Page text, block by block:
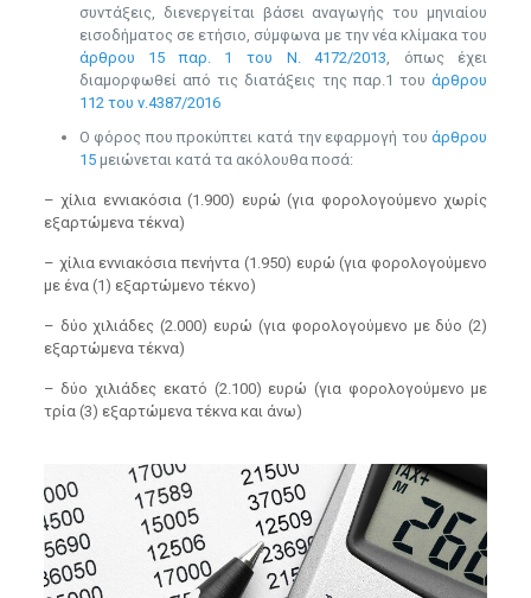
συντάξεις, διενεργείται βάσει αναγωγής του μηνιαίου
εισοδήματος σε ετήσιο, σύμφωνα με την νέα κλίμακα του
άρθρου 15 παρ. 1 του Ν. 4172/2013, όπως έχει
διαμορφωθεί από τις διατάξεις της παρ.1 τουάρθρου
112 του ν.4387/2016
Ο φόρος που προκύπτει κατά την εφαρμογή τουάρθρου
15μειώνεται κατά τα ακόλουθα ποσά:
– χίλια εννιακόσια (1.900) ευρώ (για φορολογούμενο χωρίς
εξαρτώμενα τέκνα)
– χίλια εννιακόσια πενήντα (1.950) ευρώ (για φορολογούμενο
με ένα (1) εξαρτώμενο τέκνο)
– δύο χιλιάδες (2.000) ευρώ (για φορολογούμενο με δύο (2)
εξαρτώμενα τέκνα)
– δύο χιλιάδες εκατό (2.100) ευρώ (για φορολογούμενο με
τρία (3) εξαρτώμενα τέκνα και άνω)